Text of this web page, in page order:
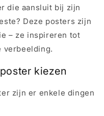
die aansluit bij zijn
Deze posters zijn
– ze inspireren tot
verbeelding.
kiezen
zijn er enkele dingen